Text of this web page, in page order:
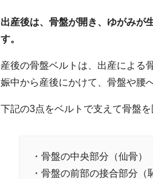
出産後は、骨盤が開き、ゆがみが
す。
産後の骨盤ベルトは、出産による
娠中から産後にかけて、骨盤や腰
下記の3点をベルトで支えて骨盤を
・骨盤の中央部分（仙骨）
・骨盤の前部の接合部分（